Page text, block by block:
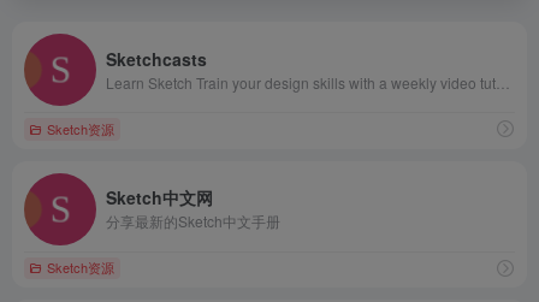
Sketchcasts
Sketch资源
Sketch中文网
分享最新的Sketch中文手册
Sketch资源